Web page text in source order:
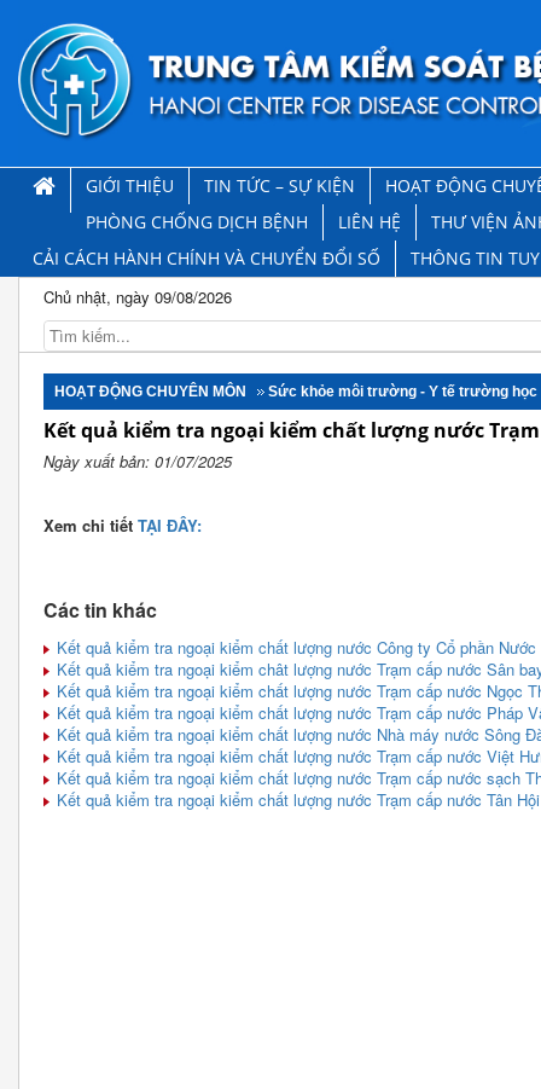
GIỚI THIỆU TIN TỨC – SỰ KIỆN
HOẠT ĐỘNG
PHÒNG CHỐNG DỊCH BỆNH
LIÊN HỆ
THƯ VIỆN
CẢI CÁCH HÀNH CHÍNH VÀ CHUYỂN ĐỔI SỐ
THÔNG TIN
Chủ nhật, ngày 09/08/2026
HOẠT ĐỘNG CHUYÊN MÔN Sức khỏe môi trường - Y tế trường học
Kết quả kiểm tra ngoại kiểm chất lượng nước
Ngày xuất bản: 01/07/2025
Xem chi tiết TẠI ĐÂY:
Các tin khác
Kết quả kiểm tra ngoại kiểm chất lượng nước Công ty Cổ phần
Kết quả kiểm tra ngoại kiểm chât lượng nước Trạm cấp nước Sân
Kết quả kiểm tra ngoại kiểm chất lượng nước Trạm cấp nước Ngọc
Kết quả kiểm tra ngoại kiểm chất lượng nước Trạm cấp nước Pháp
Kết quả kiểm tra ngoại kiểm chất lượng nước Nhà máy nước Sông
Kết quả kiểm tra ngoại kiểm chất lượng nước Trạm cấp nước Việt
Kết quả kiểm tra ngoại kiểm chất lượng nước Trạm cấp nước sạch
Kết quả kiểm tra ngoại kiểm chất lượng nước Trạm cấp nước Tân Hội